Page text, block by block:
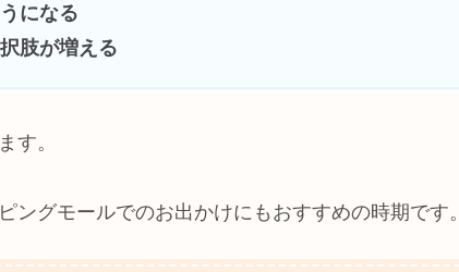
になる
肢が増える
す。
ングモールでのお出かけにもおすすめの時期です。